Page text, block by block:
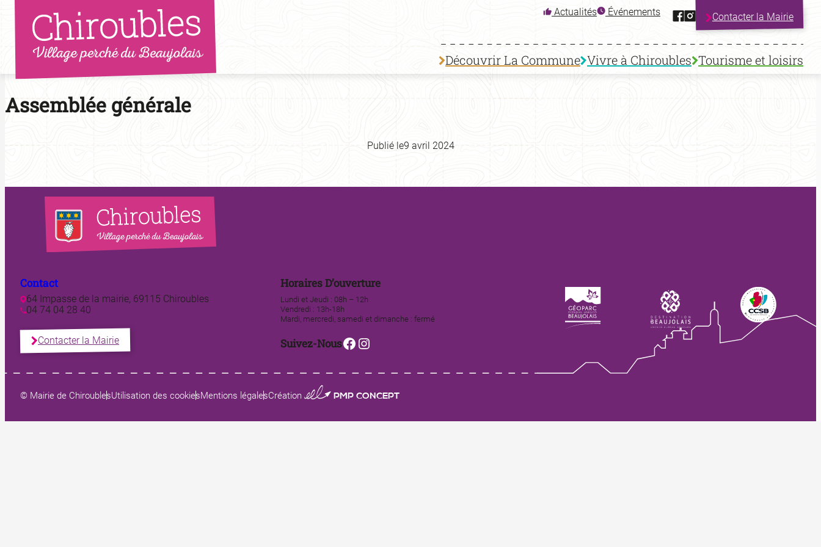
Aller
au
contenu
Actualités Événements Facebook
Instagram
Contacter la Mairie
Découvrir La Commune Vivre à Chiroubles Tourisme et loisirs
Assemblée générale
Publié le9 avril 2024
Contact
64 Impasse de la mairie, 69115 Chiroubles
04 74 04 28 40
Contacter la Mairie
Horaires D’ouverture
Lundi et Jeudi : 08h – 12h
Vendredi : 13h-18h
Mardi, mercredi, samedi et dimanche : fermé
Suivez-NousFacebook
Instagram
© Mairie de ChiroublesUtilisation des cookiesMentions légalesCréation 0123 PMP CONCEPT